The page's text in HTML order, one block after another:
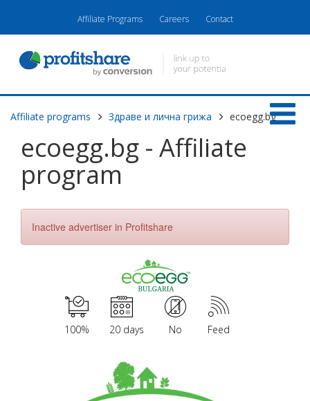
Affiliate Programs Careers Contact
Affiliate programs Здраве и лична грижа ecoegg.bg
ecoegg.bg - Affiliate
program
Inactive advertiser in Profitshare
100% 20 days No Feed